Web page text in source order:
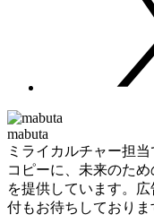
mabuta
ミライカルチャー担
コピーに、未来のた
を提供しています。
付もお待ちしておりま